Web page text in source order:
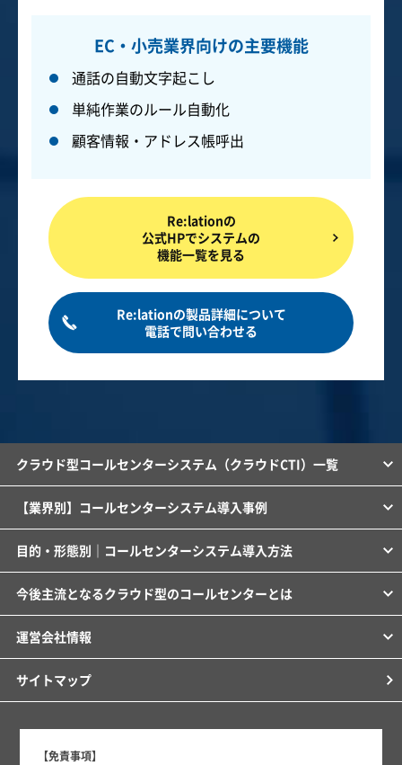
EC・小売業界向けの主要機能
通話の自動文字起こし
単純作業のルール自動化
顧客情報・アドレス帳呼出
Re:lationの
公式HPでシステムの
機能一覧を見る
Re:lationの製品詳細について
電話で問い合わせる
クラウド型コールセンターシステム（クラウドCTI）一覧
【業界別】コールセンターシステム導入事例
目的・形態別｜コールセンターシステム導入方法
今後主流となるクラウド型のコールセンターとは
運営会社情報
サイトマップ
【免責事項】